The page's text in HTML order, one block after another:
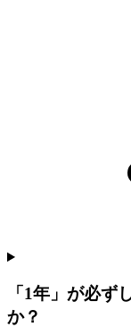
「1年」が必ず
か？